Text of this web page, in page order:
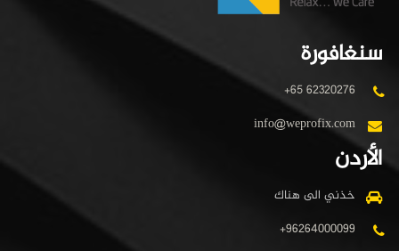
سنغافورة
+65 62320276
info@weprofix.com
الأردن
خذني الى هناك
+96264000099